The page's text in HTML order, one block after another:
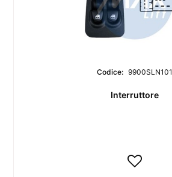
Codice: 9900SLN101
Interruttore